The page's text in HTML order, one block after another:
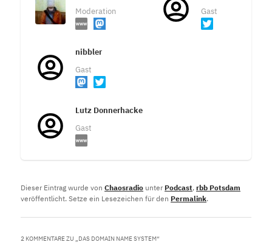
Moderation
Gast
nibbler
Gast
Lutz Donnerhacke
Gast
Dieser Eintrag wurde vonChaosradio unter Podcast,rbb Potsdam
veröffentlicht. Setze ein Lesezeichen für den Permalink.
2 KOMMENTARE ZU „ DAS DOMAIN NAME SYSTEM“